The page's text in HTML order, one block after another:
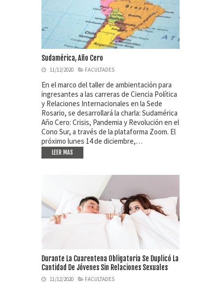
Sudamérica, Año Cero
11/12/2020 FACULTADES
En el marco del taller de ambientación para
ingresantes a las carreras de Ciencia Política
y Relaciones Internacionales en la Sede
Rosario, se desarrollará la charla: Sudamérica
Año Cero: Crisis, Pandemia y Revolución en el
Cono Sur, a través de la plataforma Zoom. El
próximo lunes 14 de diciembre,…
LEER MAS
Durante La Cuarentena Obligatoria Se Duplicó La
Cantidad De Jóvenes Sin Relaciones Sexuales
11/12/2020 FACULTADES